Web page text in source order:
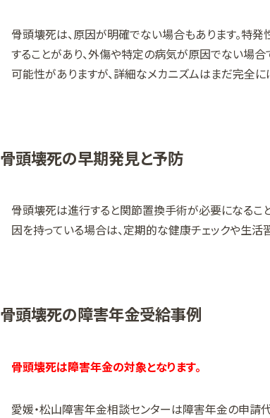
骨頭壊死は、原因が明確でない場合もあります。特
することがあり、外傷や特定の病気が原因でない場
可能性がありますが、詳細なメカニズムはまだ完全に
骨頭壊死の早期発見と予防
骨頭壊死は進行すると関節置換手術が必要になるこ
因を持っている場合は、定期的な健康チェックや生活
骨頭壊死の障害年金受給事例
骨頭壊死は障害年金の対象となります。
愛媛・松山障害年金相談センターは障害年金の申請